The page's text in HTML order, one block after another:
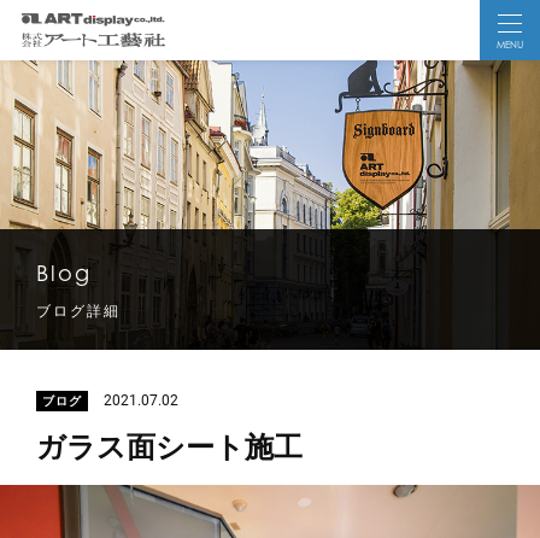
MENU
Blog
ブログ詳細
ブログ 2021.07.02
ガラス面シート施工